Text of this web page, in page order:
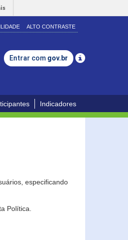
ALTO CONTRASTE
Entrar com gov.br
Indicadores
especificando
Política.